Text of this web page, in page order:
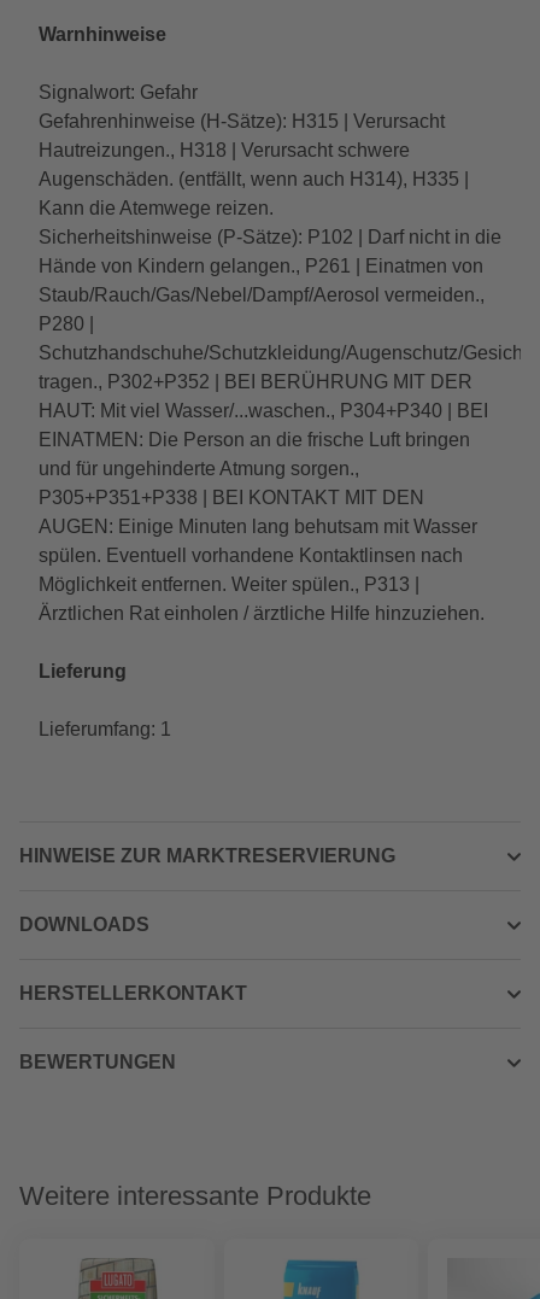
Warnhinweise
Signalwort: Gefahr
Gefahrenhinweise (H-Sätze): H315 | Verursacht
Hautreizungen., H318 | Verursacht schwere
Augenschäden. (entfällt, wenn auch H314), H335 |
Kann die Atemwege reizen.
Sicherheitshinweise (P-Sätze): P102 | Darf nicht in die
Hände von Kindern gelangen., P261 | Einatmen von
Staub/Rauch/Gas/Nebel/Dampf/Aerosol vermeiden.,
P280 |
Schutzhandschuhe/Schutzkleidung/Augenschutz/
tragen., P302+P352 | BEI BERÜHRUNG MIT DER
HAUT: Mit viel Wasser/...waschen., P304+P340 | BEI
EINATMEN: Die Person an die frische Luft bringen
und für ungehinderte Atmung sorgen.,
P305+P351+P338 | BEI KONTAKT MIT DEN
AUGEN: Einige Minuten lang behutsam mit Wasser
spülen. Eventuell vorhandene Kontaktlinsen nach
Möglichkeit entfernen. Weiter spülen., P313 |
Ärztlichen Rat einholen / ärztliche Hilfe hinzuziehen.
Lieferung
Lieferumfang: 1
HINWEISE ZUR MARKTRESERVIERUNG
DOWNLOADS
HERSTELLERKONTAKT
BEWERTUNGEN
Weitere interessante Produkte